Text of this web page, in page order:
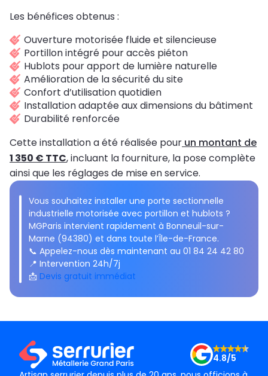
Les bénéfices obtenus :
Ouverture motorisée fluide et silencieuse
Portillon intégré pour accès piéton
Hublots pour apport de lumière naturelle
Amélioration de la sécurité du site
Confort d’utilisation quotidien
Installation adaptée aux dimensions du bâtiment
Durabilité renforcée
Cette installation a été réalisée pour un montant de
1 350 € TTC, incluant la fourniture, la pose complète
ainsi que les réglages de mise en service.
Vous souhaitez installer une porte sectionnelle
industrielle motorisée avec portillon et hublots ?
MGParis intervient rapidement à Bonneuil-sur-
Marne (94380) et dans toute l’Île-de-France.
📞 Appelez-nous dès maintenant au 01 84 24 42 80
📍 Intervention 24h/7j
📩 Devis gratuit immédiat
4.8/5